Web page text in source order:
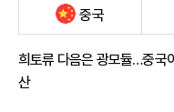
중국
희토류 다음은 광모듈…중국
산